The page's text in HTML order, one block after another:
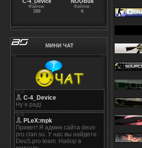
Файлов:
289
Файлов:
6
МИНИ ЧАТ